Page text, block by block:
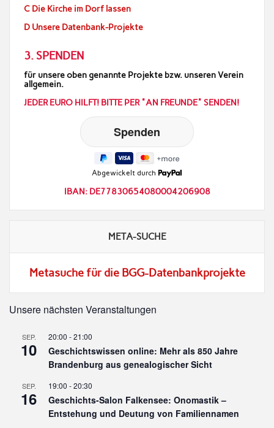
C Die Kirche im Dorf lassen
D Unsere Datenbank-Projekte
3. SPENDEN
für unsere oben genannte Projekte bzw. unseren Verein
allgemein.
JEDER EURO HILFT! BITTE PER "AN FREUNDE" SENDEN!
Abgewickelt durch
IBAN: DE77830654080004206908
META-SUCHE
Metasuche für die BGG-Datenbankprojekte
Unsere nächsten Veranstaltungen
SEP.
10
20:00 -21:00
Geschichtswissen online: Mehr als 850 Jahre
Brandenburg aus genealogischer Sicht
SEP.
16
19:00 -20:30
Geschichts-Salon Falkensee: Onomastik –
Entstehung und Deutung von Familiennamen